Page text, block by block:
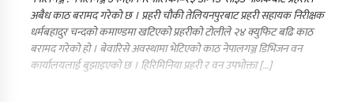
अबैध काठ बरामद गरेको छ । प्रहरी चौकी तेलियनपुरबाट प्रहरी सहायक निरीक्षक
धर्मबहादुर चन्दको कमाण्डमा खटिएको प्रहरीको टोलीले २४ क्युफिट बढि काठ
बरामद गरेको हो । बेवारिसे अवस्थामा भेटिएको काठ नेपालगञ्ज डिभिजन वन
कार्यालयलाई बुझाइएको छ । हिरिमिनिया प्रहरी र वन उपभोक्ता […]